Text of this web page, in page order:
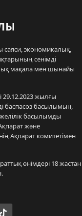
саяси, экономикалық,
сенімді
мақала мен шынайы
29.12.2023 жылғы
баспасөз басылымын,
желілік басылымды
және
Ақпарат комитетімен
өнімдері 18 жастан